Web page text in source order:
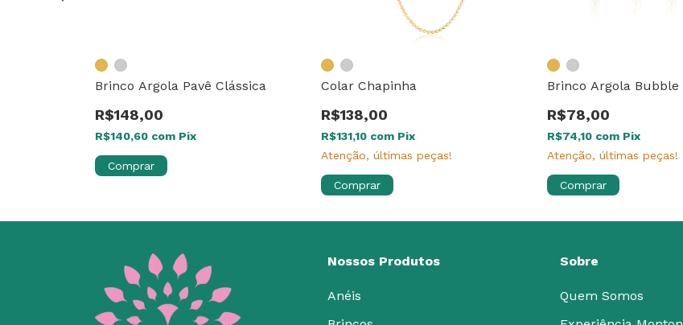
Brinco Argola Pavê Clássica
R$148,00
R$140,60 com Pix
Comprar
Colar Chapinha
R$138,00
R$131,10 com Pix
Atenção, últimas peças!
Comprar
Brinco Argola Bubble
R$78,00
R$74,10 com Pix
Atenção, últimas peças!
Comprar
Nossos Produtos
Anéis
Sobre
Quem Somos